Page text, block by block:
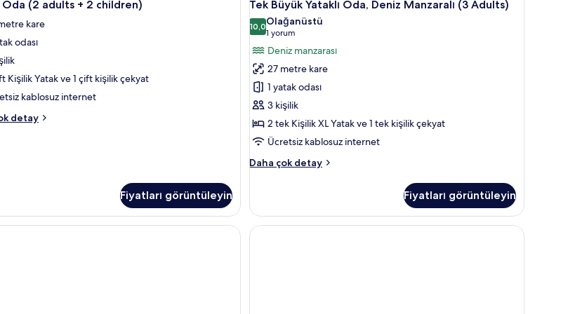
fazla
detay
Oda (2 adults + 2 children)
kare
odası
Kişilik Yatak ve 1 çift kişilik çekyat
kablosuz internet
detay
Fiyatları görüntüleyin
Büyük
Yataklı
Oda,
Deniz
Manzaralı
(3
Adults)
için
tüm
fotoğrafları
Tek Büyük Yataklı Oda, Deniz Manzaralı (3 Adults)
10,010,0 / 10
Olağanüstü
1 yorum
(1
yorum)
Deniz manzarası
27 metre kare
1 yatak odası
3 kişilik
2 tek Kişilik XL Yatak ve 1 tek kişilik çekyat
Ücretsiz kablosuz internet
Daha çok detay
Tek
Deniz
Manzaralı
(3
Fiyatları görüntüleyin